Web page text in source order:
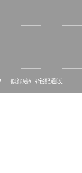
・似顔絵ｹｰｷ宅配通販